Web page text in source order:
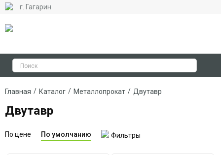
г. Гагарин
Главная / Каталог / Металлопрокат / Двутавр
Двутавр
По цене По умолчанию Фильтры